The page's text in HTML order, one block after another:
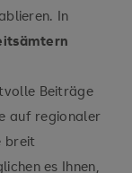
In
Beiträge
auf regionaler
breit
es Ihnen,